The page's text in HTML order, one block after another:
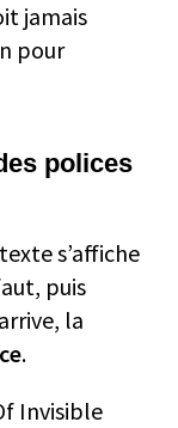
jamais
pour
polices
s’affiche
puis
la
.
Invisible